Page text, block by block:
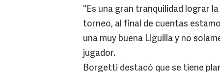
"Es una gran tranquilidad lograr
torneo, al final de cuentas
una muy buena Liguilla y no
jugador.
Borgetti destacó que se tiene